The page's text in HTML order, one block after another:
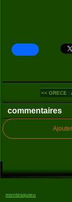
<< GRECE :
commentaires
montesquieu